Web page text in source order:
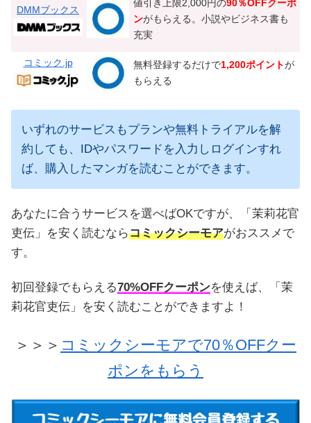
DMMブックス
値引き上限2,000円の90％OFFクーポ
ンがもらえる。小説やビジネス書も
充実
コミック.jp 無料登録するだけで1,200ポイントが
もらえる
いずれのサービスもプランや無料トライアルを解
約しても、IDやパスワードを入力しログインすれ
ば、購入したマンガを読むことができます。
あなたに合うサービスを選べばOKですが、「茉莉花官
吏伝」を安く読むならコミックシーモアがおススメで
す。
初回登録でもらえる70%OFFクーポンを使えば、「茉
莉花官吏伝」を安く読むことができますよ！
＞＞＞ コミックシーモアで70％OFFクー
ポンをもらう